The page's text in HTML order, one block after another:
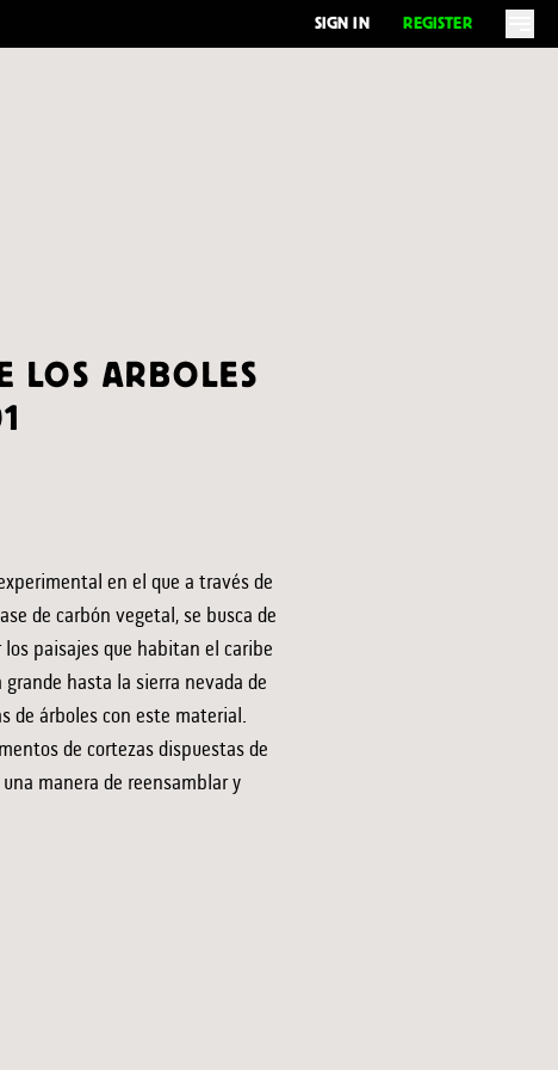
SIGN IN REGISTER
LOS ARBOLES
en el que a través de
de carbón vegetal, se busca de
paisajes que habitan el caribe
hasta la sierra nevada de
de árboles con este material.
de cortezas dispuestas de
manera de reensamblar y